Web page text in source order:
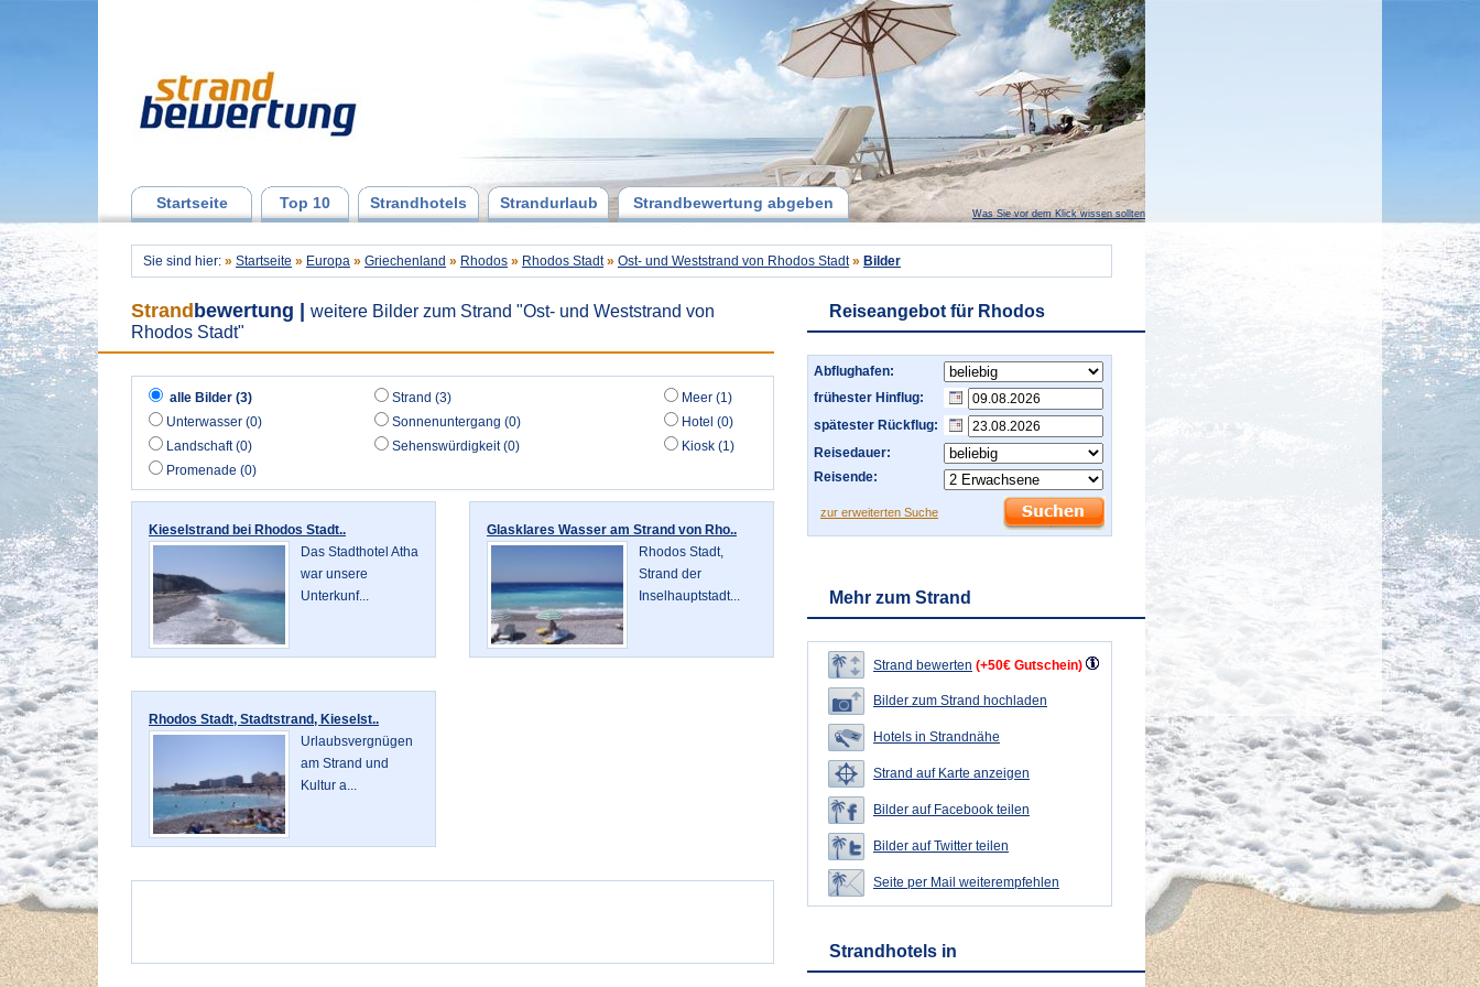
Startseite Top 10 Strandhotels Strandurlaub Strandbewertung abgeben
Was Sie vor dem Klick wissen sollten
Sie sind hier: » Startseite » Europa » Griechenland » Rhodos » Rhodos Stadt » Ost- und Weststrand von Rhodos Stadt » Bilder
Strand bewertung
weitere Bilder zum Strand "Ost- und Weststrand von
Rhodos Stadt"
alle Bilder (3) Strand (3)
Meer (1)
Unterwasser (0)
Sonnenuntergang (0)
Hotel (0)
Landschaft (0)
Sehenswürdigkeit (0)
Kiosk (1)
Promenade (0)
Kieselstrand bei Rhodos Stadt..
Das Stadthotel Atha
war unsere
Unterkunf...
Glasklares Wasser am Strand von Rho..
Rhodos Stadt,
Strand der
Inselhauptstadt...
Rhodos Stadt, Stadtstrand, Kieselst..
Urlaubsvergnügen
am Strand und
Kultur a...
Reiseangebot für Rhodos
Abflughafen:
frühester Hinflug:
spätester Rückflug:
Reisedauer:
Reisende:
zur erweiterten Suche
Mehr zum Strand
Strand bewerten (+50€ Gutschein)
Bilder zum Strand hochladen
Hotels in Strandnähe
Strand auf Karte anzeigen
Bilder auf Facebook teilen
Bilder auf Twitter teilen
Seite per Mail weiterempfehlen
Strandhotels in